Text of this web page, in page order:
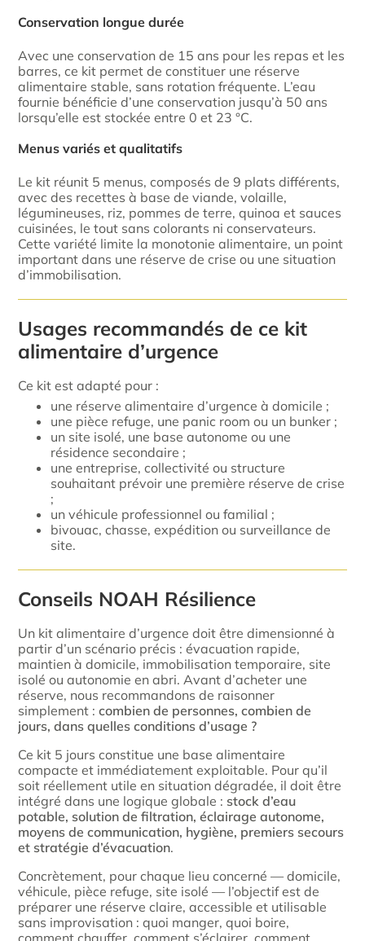
Conservation longue durée
Avec une conservation de 15 ans pour les repas et les
barres, ce kit permet de constituer une réserve
alimentaire stable, sans rotation fréquente. L’eau
fournie bénéficie d’une conservation jusqu’à 50 ans
lorsqu’elle est stockée entre 0 et 23 °C.
Menus variés et qualitatifs
Le kit réunit 5 menus, composés de 9 plats différents,
avec des recettes à base de viande, volaille,
légumineuses, riz, pommes de terre, quinoa et sauces
cuisinées, le tout sans colorants ni conservateurs.
Cette variété limite la monotonie alimentaire, un point
important dans une réserve de crise ou une situation
d’immobilisation.
Usages recommandés de ce kit
alimentaire d’urgence
Ce kit est adapté pour :
une réserve alimentaire d’urgence à domicile ;
une pièce refuge, une panic room ou un bunker ;
un site isolé, une base autonome ou une
résidence secondaire ;
une entreprise, collectivité ou structure
souhaitant prévoir une première réserve de crise
;
un véhicule professionnel ou familial ;
bivouac, chasse, expédition ou surveillance de
site.
Conseils NOAH Résilience
Un kit alimentaire d’urgence doit être dimensionné à
partir d’un scénario précis : évacuation rapide,
maintien à domicile, immobilisation temporaire, site
isolé ou autonomie en abri. Avant d’acheter une
réserve, nous recommandons de raisonner
simplement :combien de personnes, combien de
jours, dans quelles conditions d’usage ?
Ce kit 5 jours constitue une base alimentaire
compacte et immédiatement exploitable. Pour qu’il
soit réellement utile en situation dégradée, il doit être
intégré dans une logique globale : stock d’eau
potable, solution de filtration, éclairage autonome,
moyens de communication, hygiène, premiers secours
et stratégie d’évacuation.
Concrètement, pour chaque lieu concerné — domicile,
véhicule, pièce refuge, site isolé — l’objectif est de
préparer une réserve claire, accessible et utilisable
sans improvisation : quoi manger, quoi boire,